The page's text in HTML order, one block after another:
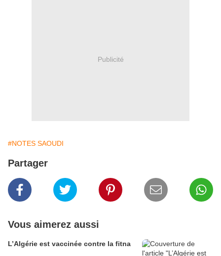
Publicité
#NOTES SAOUDI
Partager
Vous aimerez aussi
L’Algérie est vaccinée contre la fitna